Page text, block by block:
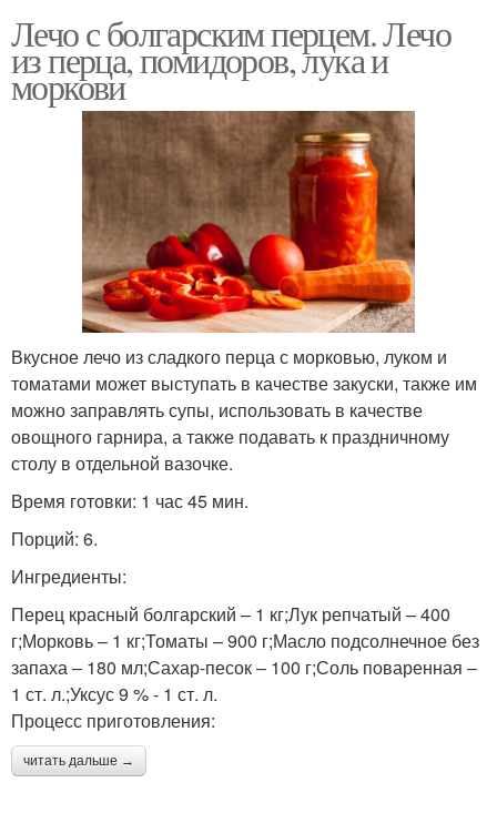
Лечо с болгарским перцем. Лечо
из перца, помидоров, лука и
моркови
Вкусное лечо из сладкого перца с морковью, луком и
томатами может выступать в качестве закуски, также им
можно заправлять супы, использовать в качестве
овощного гарнира, а также подавать к праздничному
столу в отдельной вазочке.
Время готовки: 1 час 45 мин.
Порций: 6.
Ингредиенты:
Перец красный болгарский – 1 кг;Лук репчатый – 400
г;Морковь – 1 кг;Томаты – 900 г;Масло подсолнечное без
запаха – 180 мл;Сахар-песок – 100 г;Соль поваренная –
1 ст. л.;Уксус 9 % ‑ 1 ст. л.
Процесс приготовления:
читать дальше →